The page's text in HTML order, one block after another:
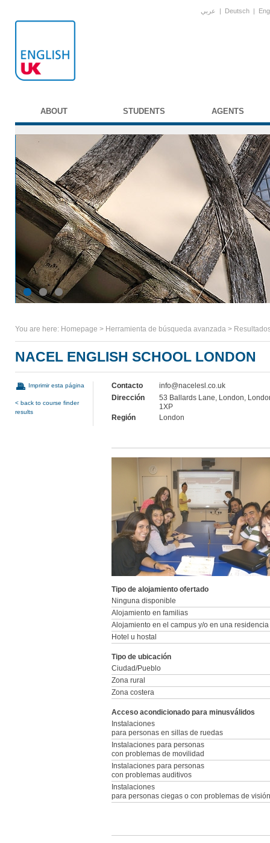
عربي | Deutsch |
ABOUT STUDENTS AGENTS
You are here: Homepage > Herramienta de búsqueda avanzada >
NACEL ENGLISH SCHOOL LONDON
Imprimir esta página
< back to course finder
results
Contacto
info@nacelesl.co.uk
Dirección
53 Ballards Lane, London,
1XP
Región
London
Tipo de alojamiento ofertado
Ninguna disponible
Alojamiento en familias
Alojamiento en el campus y/o en una residencia
Hotel u hostal
Tipo de ubicación
Ciudad/Pueblo
Zona rural
Zona costera
Acceso acondicionado para minusválidos
Instalaciones
para personas en sillas de ruedas
Instalaciones para personas
con problemas de movilidad
Instalaciones para personas
con problemas auditivos
Instalaciones
para personas ciegas o con problemas de visión